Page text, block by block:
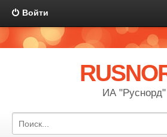
Войти
ИА "Руснорд"